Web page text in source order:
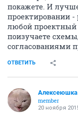
покажете. И
проектировании
любой
поизучаете
согласованиями
ОТВЕТИТЬ
Алексеюшка
member
20 ноября